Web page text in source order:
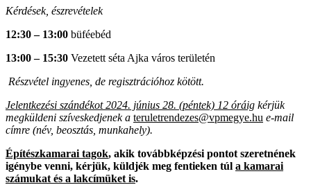
Kérdések, észrevételek
12:30 – 13:00 büféebéd
13:00 – 15:30 Vezetett séta Ajka város területén
Részvétel ingyenes, de regisztrációhoz kötött.
Jelentkezési szándékot 2024. június 28. (péntek) 12 óráig kérjük
megküldeni szíveskedjenek a teruletrendezes@vpmegye.hu e-mail
címre (név, beosztás, munkahely).
Építészkamarai tagok, akik továbbképzési pontot szeretnének
igénybe venni, kérjük, küldjék meg fentieken túl a kamarai
számukat és a lakcímüket is.